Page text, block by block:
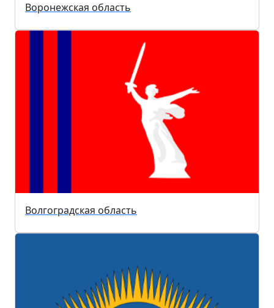
Воронежская область
Волгоградская область